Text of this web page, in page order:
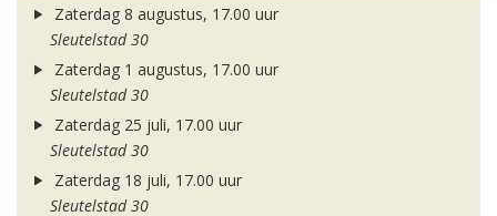
Zaterdag 8 augustus, 17.00 uur
Sleutelstad 30
Zaterdag 1 augustus, 17.00 uur
Sleutelstad 30
Zaterdag 25 juli, 17.00 uur
Sleutelstad 30
Zaterdag 18 juli, 17.00 uur
Sleutelstad 30